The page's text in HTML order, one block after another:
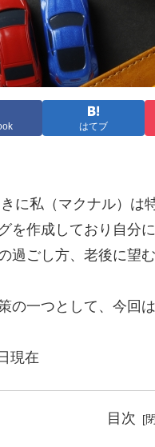
はてブ
に私（マクナル）は
を作成しており自分
過ごし方、老後に望
の一つとして、今回
現在
目次